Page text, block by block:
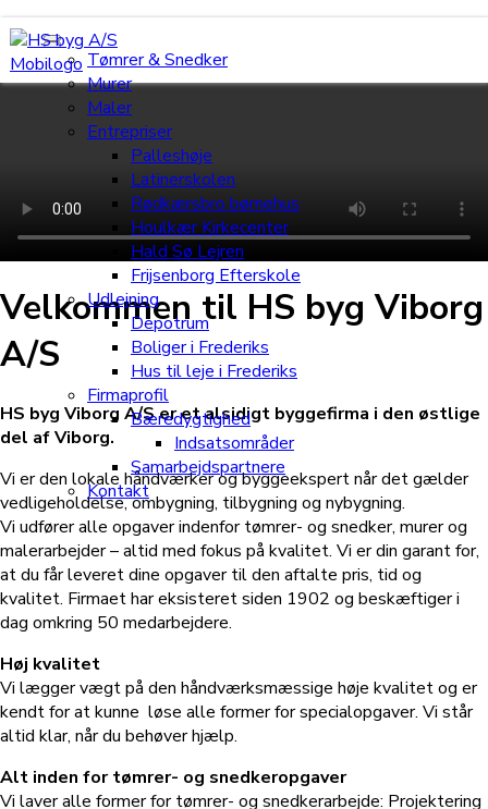
Tømrer & Snedker
Murer
Maler
Entrepriser
Palleshøje
Latinerskolen
Rødkærsbro børnehus
Houlkær Kirkecenter
Hald Sø Lejren
Frijsenborg Efterskole
Udlejning
Depotrum
Boliger i Frederiks
Hus til leje i Frederiks
Firmaprofil
Bæredygtighed
Indsatsområder
Samarbejdspartnere
Kontakt
Velkommen til HS byg Viborg
A/S
HS byg Viborg A/S er et alsidigt byggefirma i den østlige
del af Viborg.
Vi er den lokale håndværker og byggeekspert når det gælder
vedligeholdelse, ombygning, tilbygning og nybygning.
Vi udfører alle opgaver indenfor tømrer- og snedker, murer og
malerarbejder – altid med fokus på kvalitet. Vi er din garant for,
at du får leveret dine opgaver til den aftalte pris, tid og
kvalitet. Firmaet har eksisteret siden 1902 og beskæftiger i
dag omkring 50 medarbejdere.
Høj kvalitet
Vi lægger vægt på den håndværksmæssige høje kvalitet og er
kendt for at kunne løse alle former for specialopgaver. Vi står
altid klar, når du behøver hjælp.
Alt inden for tømrer- og snedkeropgaver
Vi laver alle former for tømrer- og snedkerarbejde: Projektering